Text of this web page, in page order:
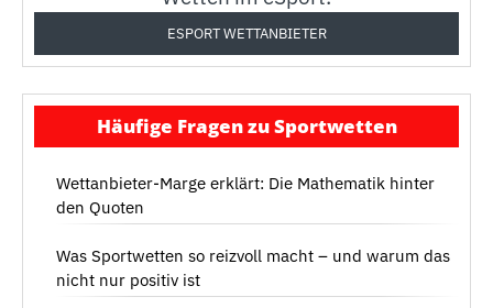
ESPORT WETTANBIETER
Häufige Fragen zu Sportwetten
Wettanbieter-Marge erklärt: Die Mathematik hinter
den Quoten
Was Sportwetten so reizvoll macht – und warum das
nicht nur positiv ist